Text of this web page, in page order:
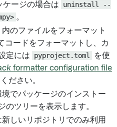
ージの場合は
uninstall --
。
内のファイルをフォーマット
コードをフォーマットし、カ
定には
pyproject.toml
を使
formatter configuration file
ださい。
境でパッケージのインストー
のツリーを表示します。
しいリポジトリでのみ利用